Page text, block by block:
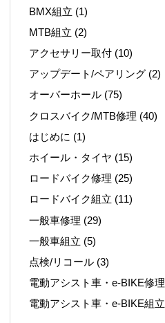
BMX組立 (1)
MTB組立 (2)
アクセサリー取付 (10)
アップデート/ペアリング (2)
オーバーホール (75)
クロスバイク/MTB修理 (40)
はじめに (1)
ホイール・タイヤ (15)
ロードバイク修理 (25)
ロードバイク組立 (11)
一般車修理 (29)
一般車組立 (5)
点検/リコール (3)
電動アシスト車・e-BIKE修理
電動アシスト車・e-BIKE組立